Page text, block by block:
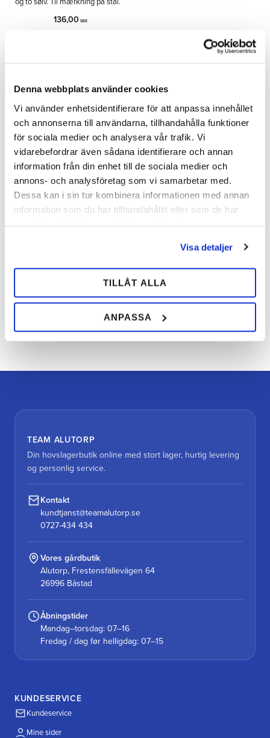
Denna webbplats använder cookies
Vi använder enhetsidentifierare för att anpassa innehållet
och annonserna till användarna, tillhandahålla funktioner
för sociala medier och analysera vår trafik. Vi
vidarebefordrar även sådana identifierare och annan
information från din enhet till de sociala medier och
annons- och analysföretag som vi samarbetar med.
Dessa kan i sin tur kombinera informationen med annan
information som du har tillhandahållit eller som de har
Visa detaljer
TILLÅT ALLA
ANPASSA
136,00 SEK
Del
Facebook
Bedømmelser
Bliv den første, der giver en bedømmelse.
TEAM ALUTORP
Din hovslagerbutik online med stort lager, hurtig levering
og personlig service.
Kontakt
kundtjanst@teamalutorp.se
0727-434 434
Vores gårdbutik
Alutorp, Frestensfällevägen 64
26996 Båstad
Åbningstider
Mandag–torsdag: 07–16
Fredag / dag før helligdag: 07–15
KUNDESERVICE
Kundeservice
Mine sider